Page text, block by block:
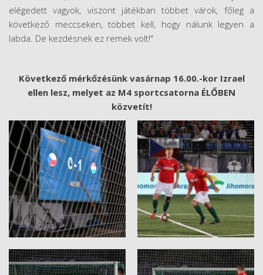
elégedett vagyok, viszont játékban többet várok, főleg a
következő meccseken, többet kell, hogy nálunk legyen a
labda. De kezdésnek ez remek volt!"
Következő mérkőzésünk vasárnap 16.00.-kor Izrael
ellen lesz, melyet az M4 sportcsatorna ÉLŐBEN
közvetít!